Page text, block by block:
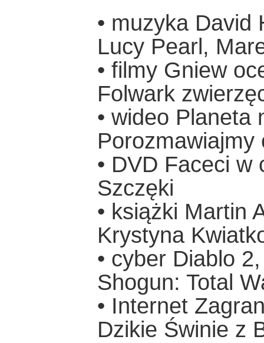
• muzyka David
Lucy Pearl,
• filmy Gniew
Folwark
• wideo Planeta
• DVD Faceci
Szczęki
• książki Martin
Krystyna
• cyber Diablo
Shogun: Total
• Internet
Dzikie Świnie z